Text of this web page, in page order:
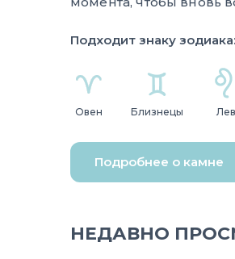
Подходит знаку зодиака:
Овен Близнецы Лев
Подробнее о камне
НЕДАВНО